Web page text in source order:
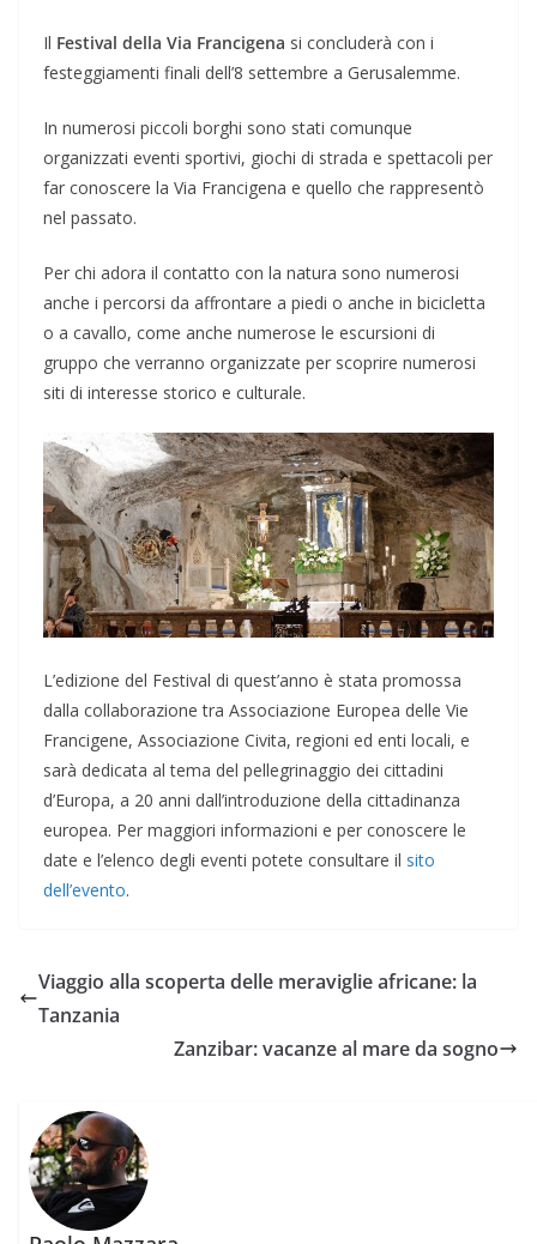
Il Festival della Via Francigena si concluderà con i
festeggiamenti finali dell’8 settembre a Gerusalemme.
In numerosi piccoli borghi sono stati comunque
organizzati eventi sportivi, giochi di strada e spettacoli per
far conoscere la Via Francigena e quello che rappresentò
nel passato.
Per chi adora il contatto con la natura sono numerosi
anche i percorsi da affrontare a piedi o anche in bicicletta
o a cavallo, come anche numerose le escursioni di
gruppo che verranno organizzate per scoprire numerosi
siti di interesse storico e culturale.
L’edizione del Festival di quest’anno è stata promossa
dalla collaborazione tra Associazione Europea delle Vie
Francigene, Associazione Civita, regioni ed enti locali, e
sarà dedicata al tema del pellegrinaggio dei cittadini
d’Europa, a 20 anni dall’introduzione della cittadinanza
europea. Per maggiori informazioni e per conoscere le
date e l’elenco degli eventi potete consultare il sito
dell’evento.
Viaggio alla scoperta delle meraviglie africane: la
Tanzania
Zanzibar: vacanze al mare da sogno